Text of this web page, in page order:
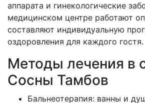
аппарата и гинекологические
медицинском центре работают
составляют индивидуальную
оздоровления для каждого гостя.
Методы лечения в
Сосны Тамбов
Бальнеотерапия: ванны и